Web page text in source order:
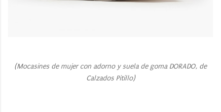
(Mocasines de mujer con adorno y suela de goma DORADO, de
Calzados Pitillo)